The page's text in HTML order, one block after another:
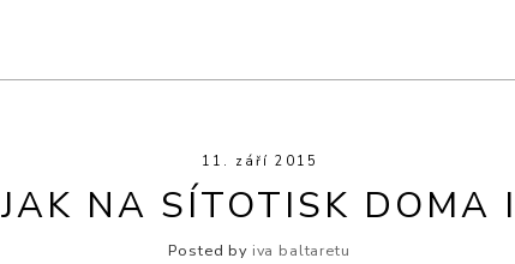
11. září 2015
JAK NA SÍTOTISK DOMA I
Posted by iva baltaretu